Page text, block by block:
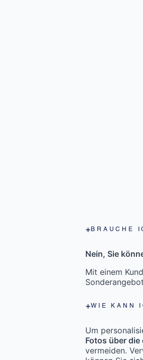
BRAUCHE
Nein, Sie
Mit einem
WIE KANN
Um
Fotos über
vermeiden.